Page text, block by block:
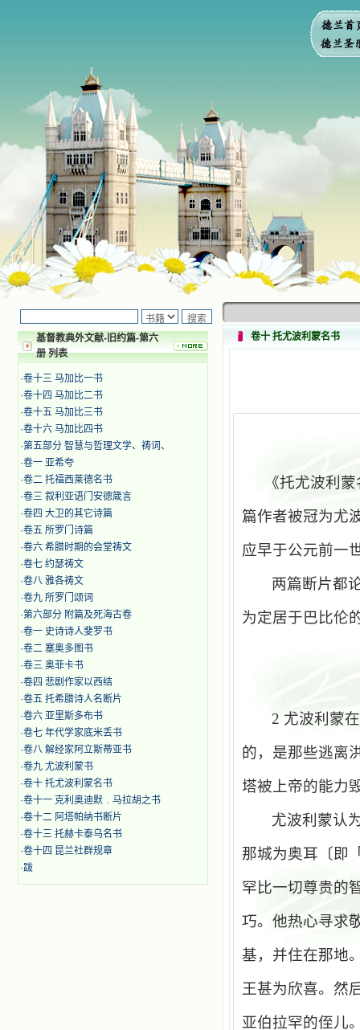
基督教典外文献-旧约篇-第六
册 列表
·卷十三 马加比一书
·卷十四 马加比二书
·卷十五 马加比三书
·卷十六 马加比四书
·第五部分 智慧与哲理文学、祷词、
·卷一 亚希夸
·卷二 托福西莱德名书
·卷三 叙利亚语门安德箴言
·卷四 大卫的其它诗篇
·卷五 所罗门诗篇
·卷六 希腊时期的会堂祷文
·卷七 约瑟祷文
·卷八 雅各祷文
·卷九 所罗门颂词
·第六部分 附篇及死海古卷
·卷一 史诗诗人斐罗书
·卷二 塞奥多图书
·卷三 奥菲卡书
·卷四 悲剧作家以西结
·卷五 托希腊诗人名断片
·卷六 亚里斯多布书
·卷七 年代学家底米丢书
·卷八 解经家阿立斯蒂亚书
·卷九 尤波利蒙书
·卷十 托尤波利蒙名书
·卷十一 克利奥迪默﹒马拉胡之书
·卷十二 阿塔帕纳书断片
·卷十三 托赫卡泰乌名书
·卷十四 昆兰社群规章
·跋
卷十 托尤波利蒙名书
《托尤波利
篇作者被冠为尤
应早于公元前一
两篇断片都
为定居于巴比伦
2 尤波利蒙
的，是那些逃离
塔被上帝的能力
尤波利蒙认
那城为奥耳〔即
罕比一切尊贵的
巧。他热心寻求
基，并住在那地
王甚为欣喜。然
亚伯拉罕的侄儿